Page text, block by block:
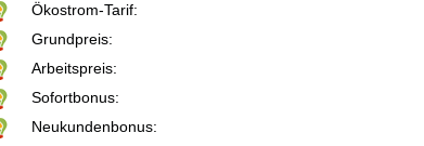
Ökostrom-Tarif:
Grundpreis:
Arbeitspreis:
Sofortbonus:
Neukundenbonus: